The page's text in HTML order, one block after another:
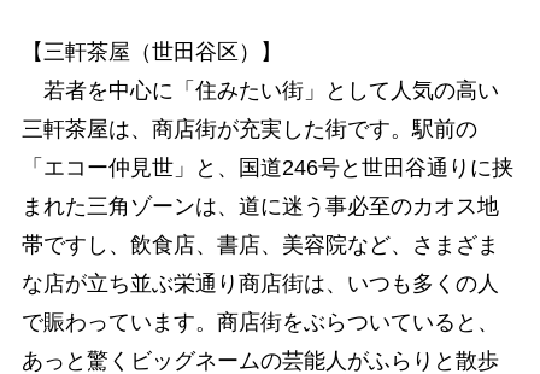
【三軒茶屋（世田谷区）】
若者を中心に「住みたい街」として人気の高い
三軒茶屋は、商店街が充実した街です。駅前の
「エコー仲見世」と、国道246号と世田谷通りに挟
まれた三角ゾーンは、道に迷う事必至のカオス地
帯ですし、飲食店、書店、美容院など、さまざま
な店が立ち並ぶ栄通り商店街は、いつも多くの人
で賑わっています。商店街をぶらついていると、
あっと驚くビッグネームの芸能人がふらりと散歩